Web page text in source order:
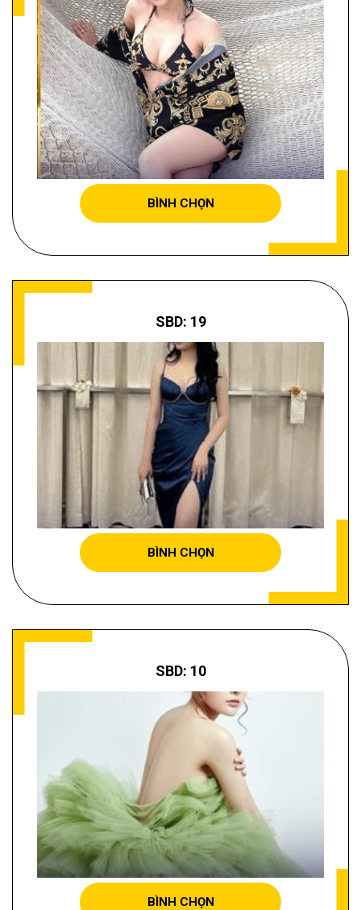
PHAN MINH THÙY
BÌNH CHỌN
SBD: 19
GIANG NGỌC ANH
BÌNH CHỌN
SBD: 10
NGUYỄN THỊ ĐỨC HIỆU
BÌNH CHỌN